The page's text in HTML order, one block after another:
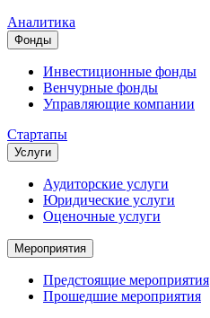
Аналитика
Фонды
Инвестиционные фонды
Венчурные фонды
Управляющие компании
Стартапы
Услуги
Аудиторские услуги
Юридические услуги
Оценочные услуги
Мероприятия
Предстоящие мероприятия
Прошедшие мероприятия